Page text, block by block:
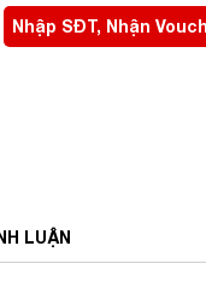
Nhập SĐT, Nhận
LUẬN